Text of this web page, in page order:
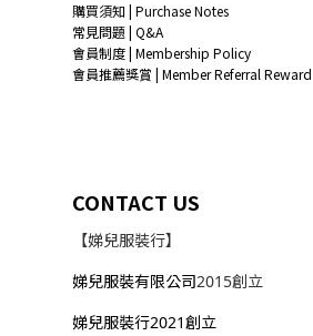
購買須知 | Purchase Notes
常見問題 | Q&A
會員制度 | Membership Policy
會員推薦獎賞 | Member Referral Reward
CONTACT US
【娣兒服裝行】
娣兒服裝有限公司2015創立
娣兒服裝行2021創立